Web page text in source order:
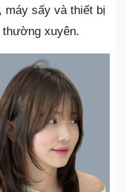
máy sấy và thiết bị
xuyên.